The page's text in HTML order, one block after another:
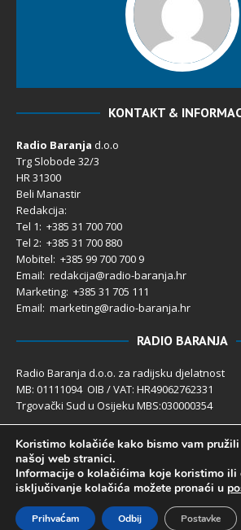
KONTAKT &
Radio Baranja d.o.o
Trg Slobode 32/3
HR 31300
Beli Manastir
Redakcija:
Tel 1: +385 31 700 700
Tel 2: +385 31 700 880
Mobitel: +385 99 700 700 9
Email: redakcija@radio-baranja.hr
Marketing: +385 31 705 111
Email: marketing@radio-baranja.hr
RADIO BARANJA
Radio Baranja d.o.o. za radijsku djelatnost
MB: 01111094 OIB / VAT: HR49062762331
Trgovački Sud u Osijeku MBS:030000354
Temeljni kapital 2.600,00 € uplaćen u cijelosti
Poslovni račun PBZ: 2340009-1100121402
IBAN: HR4123400091100121402
Uprava društva: Ivanka Rusan
Koristimo kolačiće kako bismo vam
našoj web stranici.
Informacije o kolačićima koje koristimo ili
isključivanje kolačića možete pronaći u
Prihvaćam Odbij Postavke